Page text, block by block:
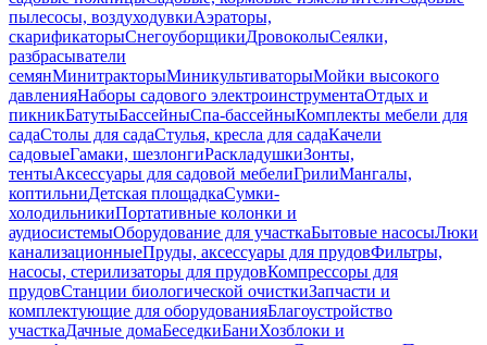
пылесосы, воздуходувкиАэраторы,
скарификаторыСнегоуборщикиДровоколыСеялки,
разбрасыватели
семянМинитракторыМиникультиваторыМойки высокого
давленияНаборы садового электроинструментаОтдых и
пикникБатутыБассейныСпа-бассейныКомплекты мебели для
садаСтолы для садаСтулья, кресла для садаКачели
садовыеГамаки, шезлонгиРаскладушкиЗонты,
тентыАксессуары для садовой мебелиГрилиМангалы,
коптильниДетская площадкаСумки-
холодильникиПортативные колонки и
аудиосистемыОборудование для участкаБытовые насосыЛюки
канализационныеПруды, аксессуары для прудовФильтры,
насосы, стерилизаторы для прудовКомпрессоры для
прудовСтанции биологической очисткиЗапчасти и
комплектующие для оборудованияБлагоустройство
участкаДачные домаБеседкиБаниХозблоки и